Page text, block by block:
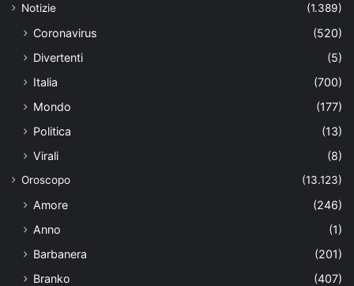
Notizie
(1.389)
Coronavirus
(520)
Divertenti
(5)
Italia
(700)
Mondo
(177)
Politica
(13)
Virali
(8)
Oroscopo (13.123)
Amore
(246)
Anno
(1)
Barbanera
(201)
Branko
(407)